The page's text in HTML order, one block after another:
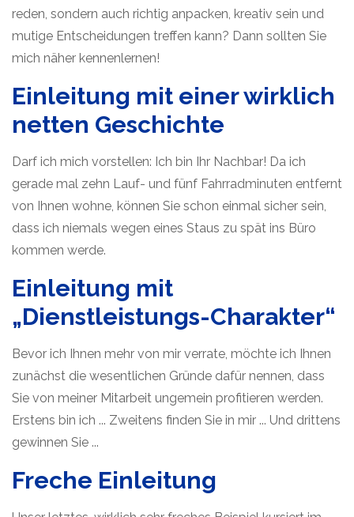
reden, sondern auch richtig anpacken, kreativ sein und
mutige Entscheidungen treffen kann? Dann sollten Sie
mich näher kennenlernen!
Einleitung mit einer wirklich
netten Geschichte
Darf ich mich vorstellen: Ich bin Ihr Nachbar! Da ich
gerade mal zehn Lauf- und fünf Fahrradminuten entfernt
von Ihnen wohne, können Sie schon einmal sicher sein,
dass ich niemals wegen eines Staus zu spät ins Büro
kommen werde.
Einleitung mit
„Dienstleistungs-Charakter“
Bevor ich Ihnen mehr von mir verrate, möchte ich Ihnen
zunächst die wesentlichen Gründe dafür nennen, dass
Sie von meiner Mitarbeit ungemein profitieren werden.
Erstens bin ich ... Zweitens finden Sie in mir ... Und drittens
gewinnen Sie ...
Freche Einleitung